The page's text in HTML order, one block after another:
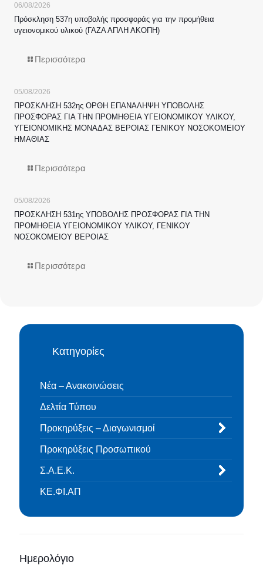
06/08/2026
Πρόσκληση 537η υποβολής προσφοράς για την προμήθεια
υγειονομικού υλικού (ΓΑΖΑ ΑΠΛΗ ΑΚΟΠΗ)
Περισσότερα
05/08/2026
ΠΡΟΣΚΛΗΣΗ 532ης ΟΡΘΗ ΕΠΑΝΑΛΗΨΗ ΥΠΟΒΟΛΗΣ
ΠΡΟΣΦΟΡΑΣ ΓΙΑ ΤΗΝ ΠΡΟΜΗΘΕΙΑ ΥΓΕΙΟΝΟΜΙΚΟΥ ΥΛΙΚΟΥ,
ΥΓΕΙΟΝΟΜΙΚΗΣ ΜΟΝΑΔΑΣ ΒΕΡΟΙΑΣ ΓΕΝΙΚΟΥ ΝΟΣΟΚΟΜΕΙΟΥ
ΗΜΑΘΙΑΣ
Περισσότερα
05/08/2026
ΠΡΟΣΚΛΗΣΗ 531ης ΥΠΟΒΟΛΗΣ ΠΡΟΣΦΟΡΑΣ ΓΙΑ ΤΗΝ
ΠΡΟΜΗΘΕΙΑ ΥΓΕΙΟΝΟΜΙΚΟΥ ΥΛΙΚΟΥ, ΓΕΝΙΚΟΥ
ΝΟΣΟΚΟΜΕΙΟΥ ΒΕΡΟΙΑΣ
Περισσότερα
Κατηγορίες
Νέα – Ανακοινώσεις
Δελτία Τύπου
Προκηρύξεις – Διαγωνισμοί
Προκηρύξεις Προσωπικού
Σ.Α.Ε.Κ.
ΚΕ.ΦΙ.ΑΠ
Ημερολόγιο